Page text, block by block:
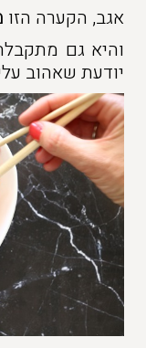
אגב, הקערה הזו
והיא גם
יודעת שאהוב